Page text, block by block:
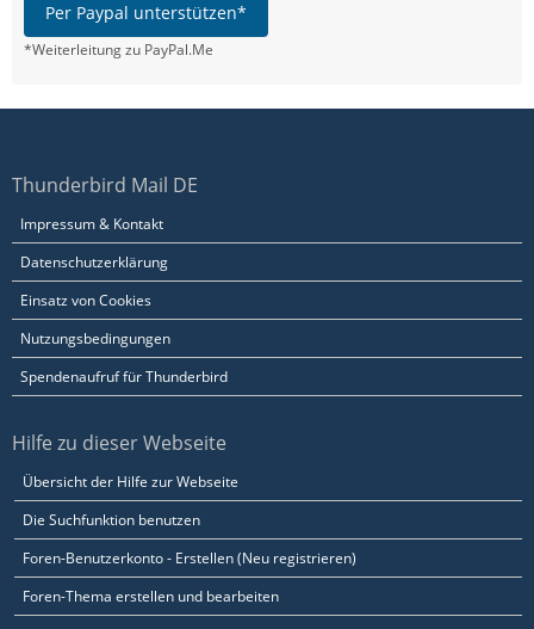
Per Paypal unterstützen*
*Weiterleitung zu PayPal.Me
Thunderbird Mail DE
Impressum & Kontakt
Datenschutzerklärung
Einsatz von Cookies
Nutzungsbedingungen
Spendenaufruf für Thunderbird
Hilfe zu dieser Webseite
Übersicht der Hilfe zur Webseite
Die Suchfunktion benutzen
Foren-Benutzerkonto - Erstellen (Neu registrieren)
Foren-Thema erstellen und bearbeiten